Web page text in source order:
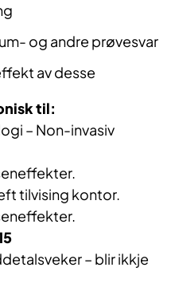
og andre prøvesvar
av desse
til:
– Non-invasiv
tilvising kontor.
– blir ikkje